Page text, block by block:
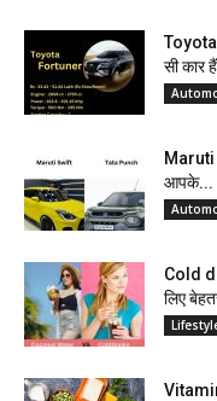
सी कार
Maruti
आपके...
Cold
लिए
Vitamin